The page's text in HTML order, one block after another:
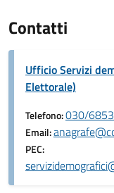
Contatti
Ufficio Servizi
Elettorale)
Telefono:030/
Email:
PEC: